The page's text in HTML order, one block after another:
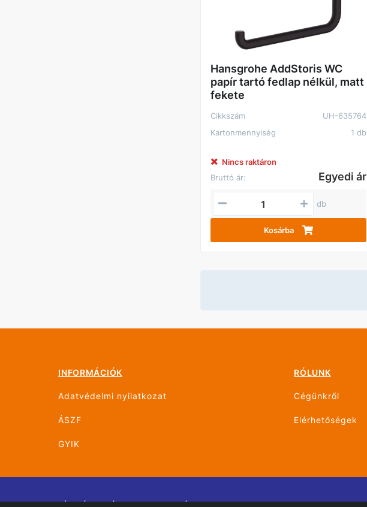
Hansgrohe AddStoris WC
papír tartó fedlap nélkül, matt
fekete
Cikkszám
UH-635764
Kartonmennyiség
1 db
Nincs raktáron
Bruttó ár:
Egyedi ár
db
Kosárba
INFORMÁCIÓK
Adatvédelmi nyilatkozat
ÁSZF
GYIK
RÓLUNK
Cégünkről
Elérhetőségek